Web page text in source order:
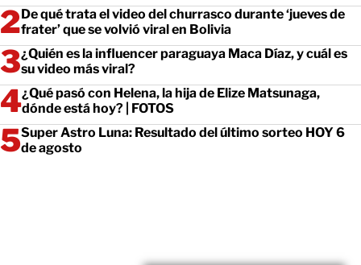
De qué trata el video del churrasco durante ‘jueves de
frater’ que se volvió viral en Bolivia
¿Quién es la influencer paraguaya Maca Díaz, y cuál es
su video más viral?
¿Qué pasó con Helena, la hija de Elize Matsunaga,
dónde está hoy? | FOTOS
Super Astro Luna: Resultado del último sorteo HOY 6
de agosto